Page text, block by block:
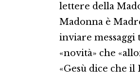
lettere della
Madonna è
inviare
«novità» che
«Gesù dice che